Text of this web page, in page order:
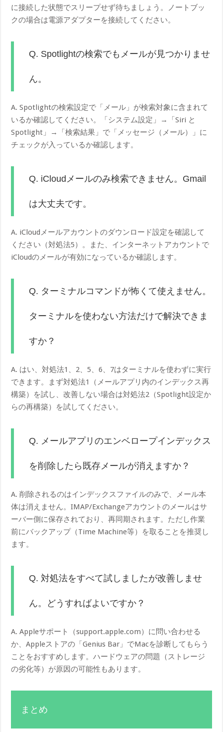
に接続した状態でスリープせず待ちましょう。ノートブッ
クの場合は電源アダプターを接続してください。
Q. Spotlightの検索でもメールが見つかりませ
ん。
A. Spotlightの検索設定で「メール」が検索対象に含まれて
いるか確認してください。「システム設定」→「Siri と
Spotlight」→「検索結果」で「メッセージ（メール）」に
チェックが入っているか確認します。
Q. iCloudメールのみ検索できません。Gmail
は大丈夫です。
A. iCloudメールアカウントのダウンロード設定を確認して
ください（対処法5）。また、インターネットアカウントで
iCloudのメールが有効になっているか確認します。
Q. ターミナルコマンドが怖くて使えません。
ターミナルを使わない方法だけで解決できま
すか？
A. はい、対処法1、2、5、6、7はターミナルを使わずに実行
できます。まず対処法1（メールアプリ内のインデックス再
構築）を試し、改善しない場合は対処法2（Spotlight設定か
らの再構築）を試してください。
Q. メールアプリのエンベロープインデックス
を削除したら既存メールが消えますか？
A. 削除されるのはインデックスファイルのみで、メール本
体は消えません。IMAP/Exchangeアカウントのメールはサ
ーバー側に保存されており、再同期されます。ただし作業
前にバックアップ（Time Machine等）を取ることを推奨し
ます。
Q. 対処法をすべて試しましたが改善しませ
ん。どうすればよいですか？
A. Appleサポート（support.apple.com）に問い合わせる
か、Appleストアの「Genius Bar」でMacを診断してもらう
ことをおすすめします。ハードウェアの問題（ストレージ
の劣化等）が原因の可能性もあります。
まとめ